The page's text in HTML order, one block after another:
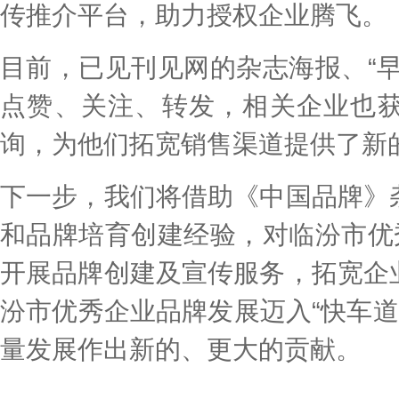
传推介平台，助力授权企业腾飞。
目前，已见刊见网的杂志海报、“
点赞、关注、转发，相关企业也
询，为他们拓宽销售渠道提供了新
下一步，我们将借助《中国品牌
和品牌培育创建经验，对临汾市
开展品牌创建及宣传服务，拓宽
汾市优秀企业品牌发展迈入“快车
量发展作出新的、更大的贡献。